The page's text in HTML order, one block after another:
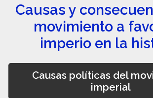
Causas y
movimiento a
imperio en la
Causas políticas del
imperial